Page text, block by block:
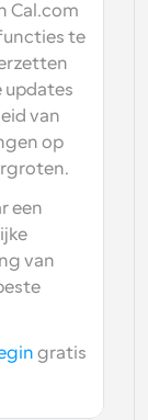
Cal.com
te
updates
van
op
een
van
gratis